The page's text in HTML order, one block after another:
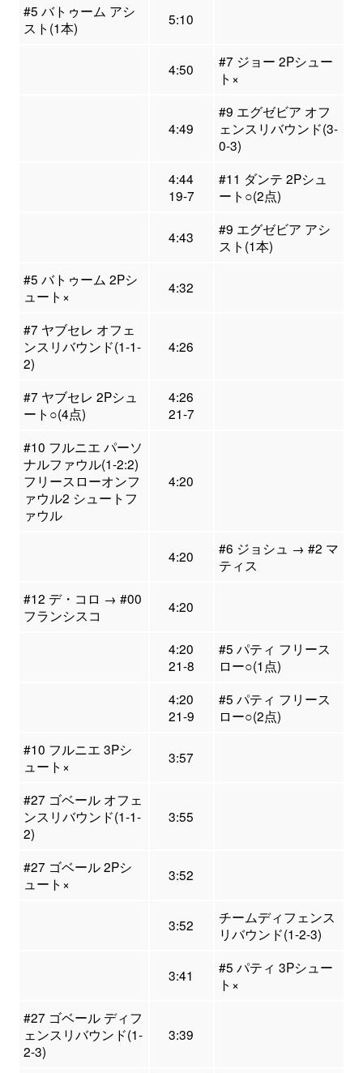
#5 バトゥーム アシ
スト(1本)
5:10
4:50
#7 ジョー 2Pシュー
ト×
4:49
#9 エグゼビア オフ
ェンスリバウンド(3-
0-3)
4:44
19-7
#11 ダンテ 2Pシュ
ート○(2点)
4:43
#9 エグゼビア アシ
スト(1本)
#5 バトゥーム 2Pシ
ュート×
4:32
#7 ヤブセレ オフェ
ンスリバウンド(1-1-
2)
4:26
#7 ヤブセレ 2Pシュ
ート○(4点)
4:26
21-7
#10 フルニエ パーソ
ナルファウル(1-2:2)
フリースローオンフ
ァウル2 シュートフ
ァウル
4:20
4:20
#6 ジョシュ → #2 マ
ティス
#12 デ・コロ → #00
フランシスコ
4:20
4:20
21-8
#5 パティ フリース
ロー○(1点)
4:20
21-9
#5 パティ フリース
ロー○(2点)
#10 フルニエ 3Pシ
ュート×
3:57
#27 ゴベール オフェ
ンスリバウンド(1-1-
2)
3:55
#27 ゴベール 2Pシ
ュート×
3:52
3:52
チームディフェンス
リバウンド(1-2-3)
3:41
#5 パティ 3Pシュー
ト×
#27 ゴベール ディフ
ェンスリバウンド(1-
2-3)
3:39